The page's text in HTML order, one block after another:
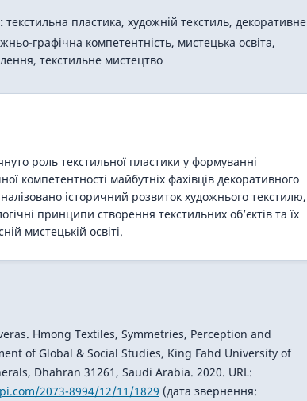
текстильна пластика, художній текстиль, декоративне
графічна компетентність, мистецька освіта,
текстильне мистецтво
роль текстильної пластики у формуванні
компетентності майбутніх фахівців декоративного
історичний розвиток художнього текстилю,
принципи створення текстильних об’єктів та їх
мистецькій освіті.
Hmong Textiles, Symmetries, Perception and
of Global & Social Studies, King Fahd University of
Dhahran 31261, Saudi Arabia. 2020. URL:
2073-8994/12/11/1829 (дата звернення: